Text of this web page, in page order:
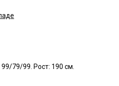
79/99. Рост: 190 см.